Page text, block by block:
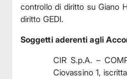
controllo di diritto su Giano
diritto GEDI.
Soggetti aderenti agli
CIR S.p.A. –
Ciovassino 1,